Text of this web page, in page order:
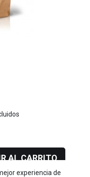
AL CARRITO
experiencia de